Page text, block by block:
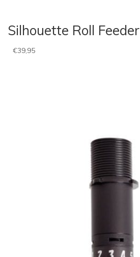
Silhouette Roll Feeder
€39,95